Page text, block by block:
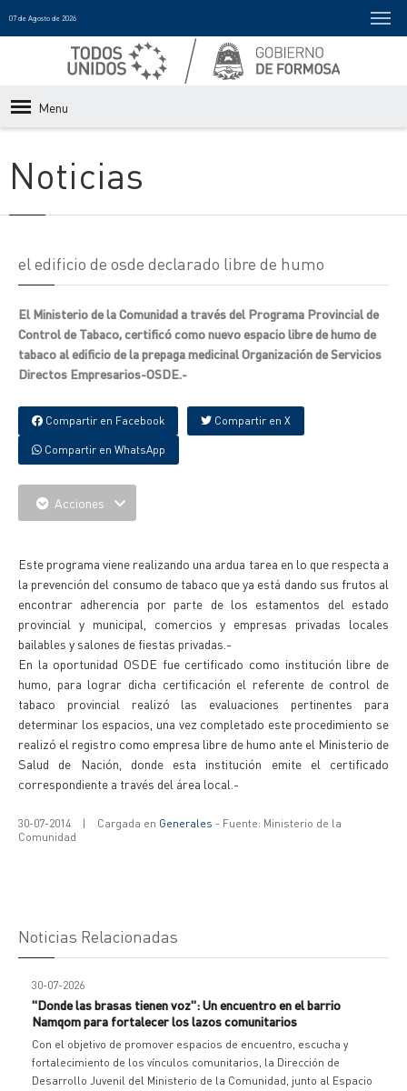
07 de Agosto de 2026
Menu
Noticias
el edificio de osde declarado libre de humo
El Ministerio de la Comunidad a través del Programa Provincial de
Control de Tabaco, certificó como nuevo espacio libre de humo de
tabaco al edificio de la prepaga medicinal Organización de Servicios
Directos Empresarios-OSDE.-
Compartir en Facebook Compartir en X
Compartir en WhatsApp
Acciones
Este programa viene realizando una ardua tarea en lo que respecta a
la prevención del consumo de tabaco que ya está dando sus frutos al
encontrar adherencia por parte de los estamentos del estado
provincial y municipal, comercios y empresas privadas locales
bailables y salones de fiestas privadas.-
En la oportunidad OSDE fue certificado como institución libre de
humo, para lograr dicha certificación el referente de control de
tabaco provincial realizó las evaluaciones pertinentes para
determinar los espacios, una vez completado este procedimiento se
realizó el registro como empresa libre de humo ante el Ministerio de
Salud de Nación, donde esta institución emite el certificado
correspondiente a través del área local.-
30-07-2014 | Cargada en Generales - Fuente: Ministerio de la
Comunidad
Noticias Relacionadas
30-07-2026
"Donde las brasas tienen voz": Un encuentro en el barrio
Namqom para fortalecer los lazos comunitarios
Con el objetivo de promover espacios de encuentro, escucha y
fortalecimiento de los vínculos comunitarios, la Dirección de
Desarrollo Juvenil del Ministerio de la Comunidad, junto al Espacio